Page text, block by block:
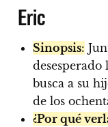
Eric
Sinopsis:
busca a su
de los
¿Por qué